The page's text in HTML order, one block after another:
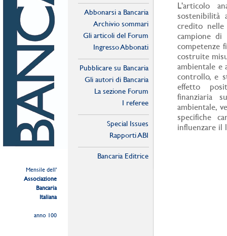
Mensile dell'
Associazione
Bancaria
Italiana
anno 100
Abbonarsi a Bancaria
Archivio sommari
Gli articoli del Forum
Ingresso Abbonati
Pubblicare su Bancaria
Gli autori di Bancaria
La sezione Forum
I referee
Special Issues
Rapporti ABI
Bancaria Editrice
L'articolo
sostenibilità
credito nelle
campione di
competenze
costruite
ambientale e
controllo, e
effetto
finanziaria
ambientale,
specifiche
influenzare il